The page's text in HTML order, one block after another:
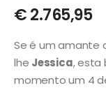
€2.765,95
Se é um amante
lhe Jessica, esta
momento um 4